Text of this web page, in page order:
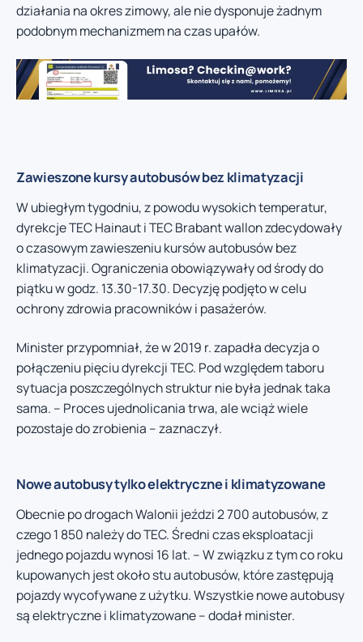
działania na okres zimowy, ale nie dysponuje żadnym
podobnym mechanizmem na czas upałów.
Zawieszone kursy autobusów bez klimatyzacji
W ubiegłym tygodniu, z powodu wysokich temperatur,
dyrekcje TEC Hainaut i TEC Brabant wallon zdecydowały
o czasowym zawieszeniu kursów autobusów bez
klimatyzacji. Ograniczenia obowiązywały od środy do
piątku w godz. 13.30-17.30. Decyzję podjęto w celu
ochrony zdrowia pracowników i pasażerów.
Minister przypomniał, że w 2019 r. zapadła decyzja o
połączeniu pięciu dyrekcji TEC. Pod względem taboru
sytuacja poszczególnych struktur nie była jednak taka
sama. – Proces ujednolicania trwa, ale wciąż wiele
pozostaje do zrobienia – zaznaczył.
Nowe autobusy tylko elektryczne i klimatyzowane
Obecnie po drogach Walonii jeździ 2 700 autobusów, z
czego 1 850 należy do TEC. Średni czas eksploatacji
jednego pojazdu wynosi 16 lat. – W związku z tym co roku
kupowanych jest około stu autobusów, które zastępują
pojazdy wycofywane z użytku. Wszystkie nowe autobusy
są elektryczne i klimatyzowane – dodał minister.